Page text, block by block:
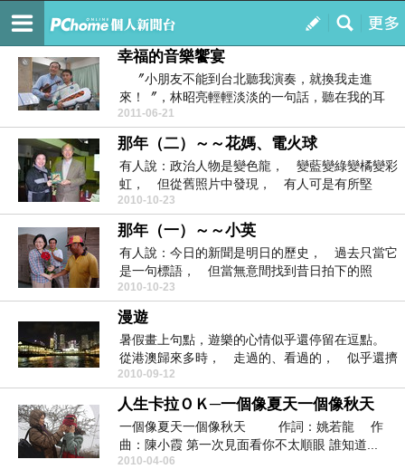
我的
訂閱
鄉居閒語
幸福的音樂饗宴
〞小朋友不能到台北聽我演奏，就換我走進
來！〞，林昭亮輕輕淡淡的一句話，聽在我的耳
裡，卻鏗鏘有力，有...
2011-06-21
那年（二）～～花媽、電火球
有人說：政治人物是變色龍， 變藍變綠變橘變彩
虹， 但從舊照片中發現， 有人可是有所堅
持， 堅持──不...
2010-10-23
那年（一）～～小英
有人說：今日的新聞是明日的歷史， 過去只當它
是一句標語， 但當無意間找到昔日拍下的照
片， 才發現當年...
2010-10-23
漫遊
暑假畫上句點，遊樂的心情似乎還停留在逗點。
從港澳歸來多時， 走過的、看過的， 似乎還擠
在腦子裡， ...
2010-09-12
人生卡拉ＯＫ─一個像夏天一個像秋天
一個像夏天一個像秋天 作詞：姚若龍 作
曲：陳小霞 第一次見面看你不太順眼 誰知道...
2010-04-06